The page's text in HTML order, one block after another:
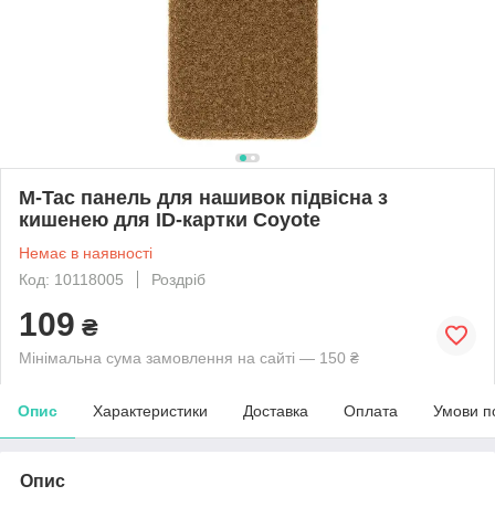
M-Tac панель для нашивок підвісна з
кишенею для ID-картки Coyote
Немає в наявності
Код: 10118005
Роздріб
109 ₴
Мінімальна сума замовлення на сайті — 150 ₴
Опис Характеристики Доставка Оплата Умови
Опис